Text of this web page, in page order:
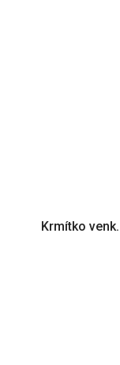
Krmítko